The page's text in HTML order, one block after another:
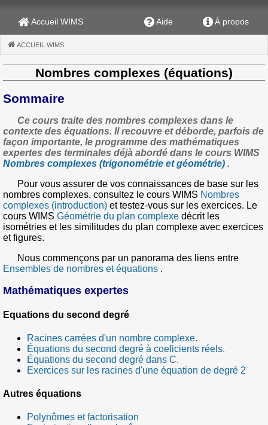
Accueil WIMS Aide À propos
ACCUEIL WIMS
Nombres complexes (équations)
Sommaire
Ce cours traite des nombres complexes dans le
contexte des équations. Il recouvre et déborde, parfois de
façon importante, le programme des mathématiques
expertes des terminales déjà abordé dans le cours WIMS
Nombres complexes (trigonométrie et géométrie) .
Pour vous assurer de vos connaissances de base sur les
nombres complexes, consultez le cours WIMS Nombres
complexes (introduction) et testez-vous sur les exercices. Le
cours WIMS Géométrie du plan complexe décrit les
isométries et les similitudes du plan complexe avec exercices
et figures.
Nous commençons par un panorama des liens entre
Ensembles de nombres et équations .
Mathématiques expertes
Equations du second degré
Racines carrées d'un nombre complexe.
Équations du second degré à coeficients réels.
Équations du second degré dans C.
Exercices sur les racines d'une équation de degré 2
Autres équations
Polynômes et factorisation